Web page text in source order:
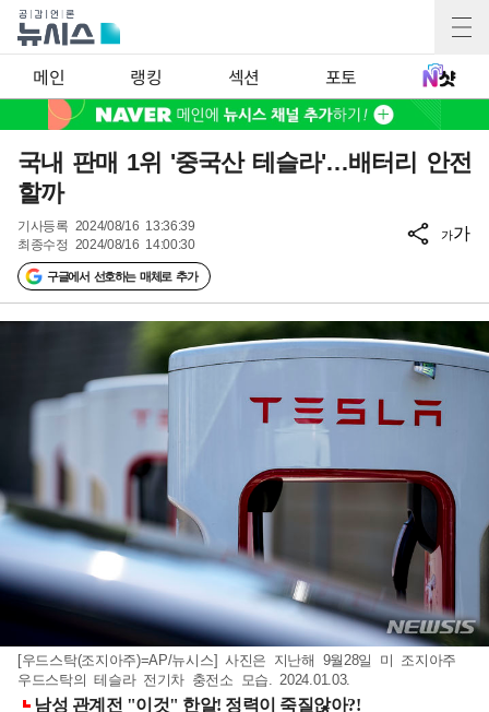
메인 랭킹 섹션 포토
국내 판매 1위 '중국산 테슬라'…배터리 안전
할까
기사등록 2024/08/16 13:36:39
최종수정 2024/08/16 14:00:30
구글에서 선호하는 매체로 추가
가가
[우드스탁(조지아주)=AP/뉴시스] 사진은 지난해 9월28일 미 조지아주
우드스탁의 테슬라 전기차 충전소 모습. 2024.01.03.